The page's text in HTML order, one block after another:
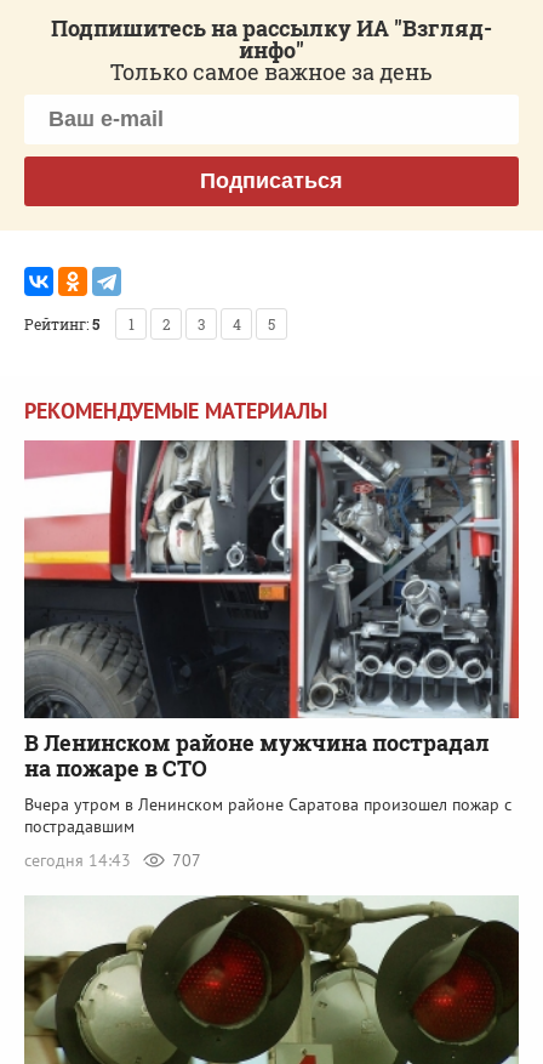
Подпишитесь на рассылку ИА "Взгляд-
инфо"
Только самое важное за день
Подписаться
Рейтинг:5 1 2 3 4 5
РЕКОМЕНДУЕМЫЕ МАТЕРИАЛЫ
В Ленинском районе мужчина пострадал
на пожаре в СТО
Вчера утром в Ленинском районе Саратова произошел пожар с
пострадавшим
сегодня 14:43
707